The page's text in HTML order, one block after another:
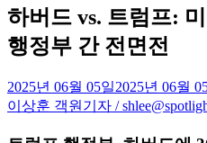
하버드 vs. 트럼프:
행정부 간 전면전
2025년 06월 05일2025년 06월
이상훈 객원기자 /